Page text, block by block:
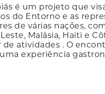
é um projeto que
do Entorno e as
de várias nações,
Malásia, Haiti e
atividades . O
experiência